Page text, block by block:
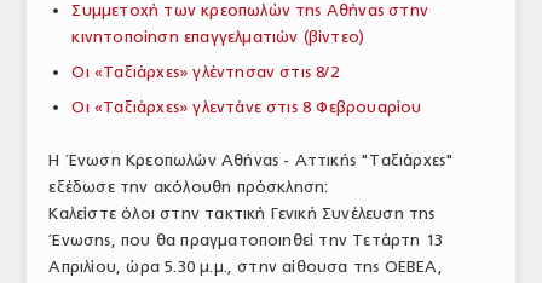
ΠΑΡΑΓΩΓΗ & ΕΜΠΟΡΙΑ
ΣΦΑΓΕΙΑ
ΠΡΩΤΕΣ ΥΛΕΣ
ΕΞΟΠΛΙΣΜΟΣ
ΥΠΗΡΕΣΙΕΣ
ΕΜΠΟΡΙΚΟΙ ΑΝΤΙΠΡΟΣΩΠΟΙ
Συμμετοχή των κρεοπωλών της Αθήνας στην
κινητοποίηση επαγγελματιών (βίντεο)
Οι «Ταξιάρχες» γλέντησαν στις 8/2
Οι «Ταξιάρχες» γλεντάνε στις 8 Φεβρουαρίου
Η Ένωση Κρεοπωλών Αθήνας - Αττικής "Ταξιάρχες"
εξέδωσε την ακόλουθη πρόσκληση:
Καλείστε όλοι στην τακτική Γενική Συνέλευση της
Ένωσης, που θα πραγματοποιηθεί την Τετάρτη 13
Απριλίου, ώρα 5.30 μ.μ., στην αίθουσα της ΟΕΒΕΑ,